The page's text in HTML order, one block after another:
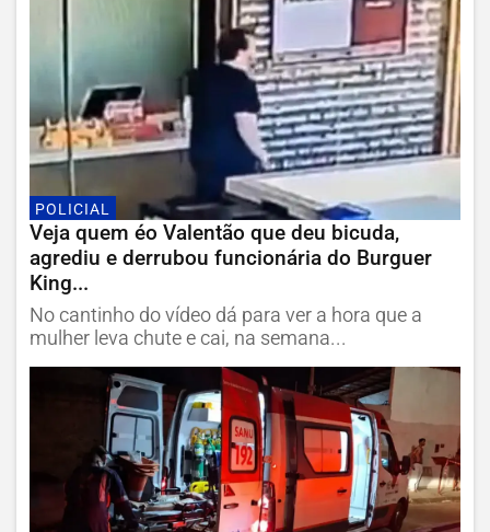
POLICIAL
Veja quem éo Valentão que deu bicuda,
agrediu e derrubou funcionária do Burguer
King...
No cantinho do vídeo dá para ver a hora que a
mulher leva chute e cai, na semana...